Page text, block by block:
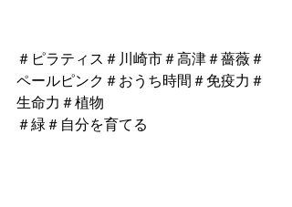
＃ピラティス＃川崎市＃高津＃薔薇＃
ペールピンク＃おうち時間＃免疫力＃
生命力＃植物
＃緑＃自分を育てる